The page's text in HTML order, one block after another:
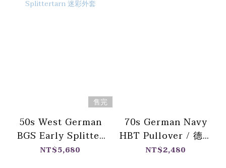
售完
50s West German
BGS Early Splitter
Camo Jacket / 1950
NT$5,680
70s German Navy
HBT Pullover / 德國
海軍公發HBT開領白
NT$2,480